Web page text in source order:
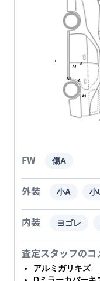
FW 傷A
外装 小A 小
内装 ヨゴレ
査定スタッフのコ
アルミガリキズ